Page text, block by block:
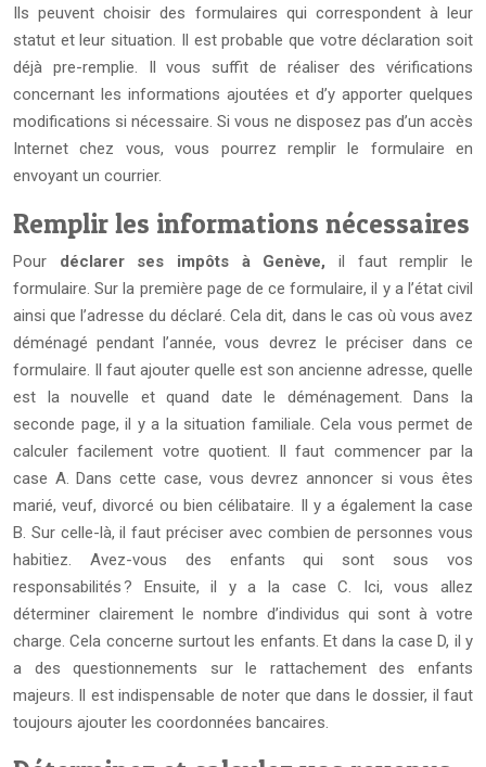
Ils peuvent choisir des formulaires qui correspondent à leur
statut et leur situation. Il est probable que votre déclaration soit
déjà pre-remplie. Il vous suffit de réaliser des vérifications
concernant les informations ajoutées et d’y apporter quelques
modifications si nécessaire. Si vous ne disposez pas d’un accès
Internet chez vous, vous pourrez remplir le formulaire en
envoyant un courrier.
Remplir les informations nécessaires
Pour déclarer ses impôts à Genève, il faut remplir le
formulaire. Sur la première page de ce formulaire, il y a l’état civil
ainsi que l’adresse du déclaré. Cela dit, dans le cas où vous avez
déménagé pendant l’année, vous devrez le préciser dans ce
formulaire. Il faut ajouter quelle est son ancienne adresse, quelle
est la nouvelle et quand date le déménagement. Dans la
seconde page, il y a la situation familiale. Cela vous permet de
calculer facilement votre quotient. Il faut commencer par la
case A. Dans cette case, vous devrez annoncer si vous êtes
marié, veuf, divorcé ou bien célibataire. Il y a également la case
B. Sur celle-là, il faut préciser avec combien de personnes vous
habitiez. Avez-vous des enfants qui sont sous vos
responsabilités ? Ensuite, il y a la case C. Ici, vous allez
déterminer clairement le nombre d’individus qui sont à votre
charge. Cela concerne surtout les enfants. Et dans la case D, il y
a des questionnements sur le rattachement des enfants
majeurs. Il est indispensable de noter que dans le dossier, il faut
toujours ajouter les coordonnées bancaires.